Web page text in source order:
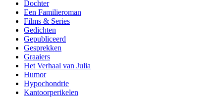
Dochter
Een Familieroman
Films & Series
Gedichten
Gepubliceerd
Gesprekken
Graaiers
Het Verhaal van Julia
Humor
Hypochondrie
Kantoorperikelen